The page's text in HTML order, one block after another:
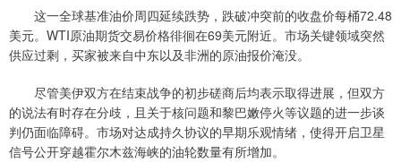
这一全球基准油价周四延续跌势，跌破冲突前的收盘价每桶72.48
美元。WTI原油期货交易价格徘徊在69美元附近。市场关键领域突然
供应过剩，买家被来自中东以及非洲的原油报价淹没。
尽管美伊双方在结束战争的初步磋商后均表示取得进展，但双方
的说法有时存在分歧，且关于核问题和黎巴嫩停火等议题的进一步谈
判仍面临障碍。市场对达成持久协议的早期乐观情绪，使得开启卫星
信号公开穿越霍尔木兹海峡的油轮数量有所增加。